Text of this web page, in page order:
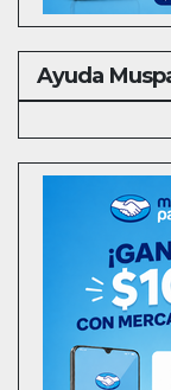
Ayuda